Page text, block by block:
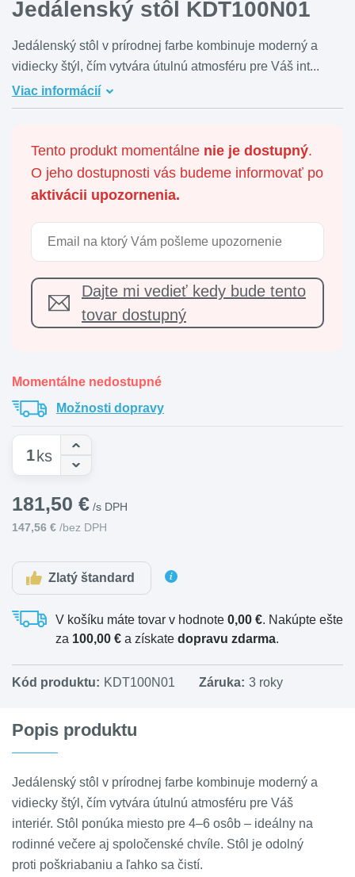
Jedálenský stôl KDT100N01
Jedálenský stôl v prírodnej farbe kombinuje moderný a
vidiecky štýl, čím vytvára útulnú atmosféru pre Váš int...
Viac informácií
Tento produkt momentálne nie je dostupný.
O jeho dostupnosti vás budeme informovať po
aktivácii upozornenia.
Dajte mi vedieť kedy bude tento
tovar dostupný
Momentálne nedostupné
Možnosti dopravy
ks
181,50 € /s DPH
147,56 € /bez DPH
Zlatý štandard
V košíku máte tovar v hodnote 0,00 €. Nakúpte ešte
za 100,00 € a získate dopravu zdarma.
Kód produktu: KDT100N01 Záruka: 3 roky
Popis produktu
Jedálenský stôl v prírodnej farbe kombinuje moderný a
vidiecky štýl, čím vytvára útulnú atmosféru pre Váš
interiér. Stôl ponúka miesto pre 4–6 osôb – ideálny na
rodinné večere aj spoločenské chvíle. Stôl je odolný
proti poškriabaniu a ľahko sa čistí.